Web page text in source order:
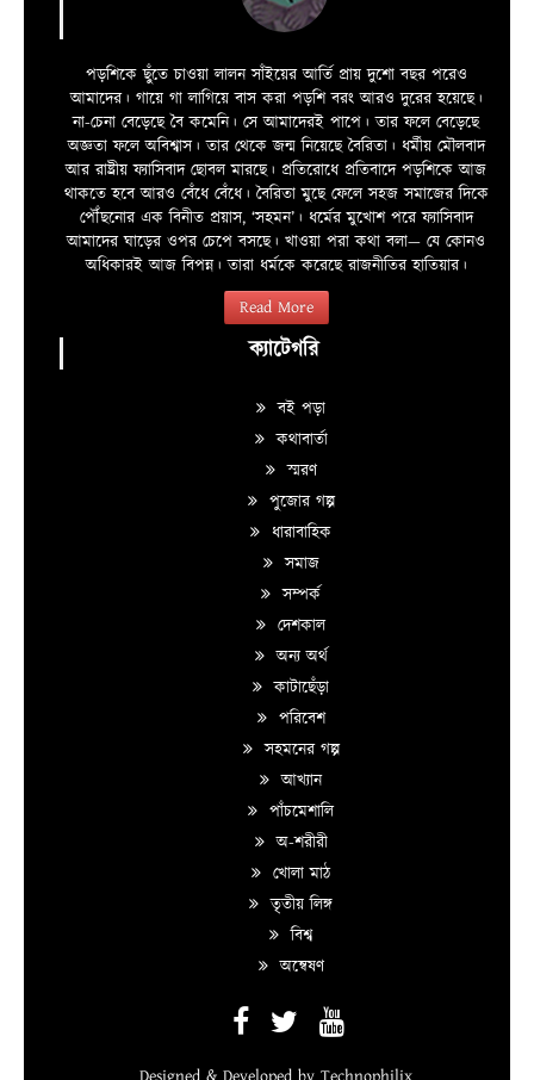
পড়শিকে ছুঁতে চাওয়া লালন সাঁইয়ের আর্তি প্রায় দুশো বছর পরেও
আমাদের। গায়ে গা লাগিয়ে বাস করা পড়শি বরং আরও দুরের হয়েছে।
না-চেনা বেড়েছে বৈ কমেনি। সে আমাদেরই পাপে। তার ফলে বেড়েছে
অজ্ঞতা ফলে অবিশ্বাস। তার থেকে জন্ম নিয়েছে বৈরিতা। ধর্মীয় মৌলবাদ
আর রাষ্ট্রীয় ফ্যাসিবাদ ছোবল মারছে। প্রতিরোধে প্রতিবাদে পড়শিকে আজ
থাকতে হবে আরও বেঁধে বেঁধে। বৈরিতা মুছে ফেলে সহজ সমাজের দিকে
পৌঁছনোর এক বিনীত প্রয়াস, ‘সহমন’। ধর্মের মুখোশ পরে ফ্যাসিবাদ
আমাদের ঘাড়ের ওপর চেপে বসছে। খাওয়া পরা কথা বলা—­­ যে কোনও
অধিকারই আজ বিপন্ন। তারা ধর্মকে করেছে রাজনীতির হাতিয়ার।
Read More
ক্যাটেগরি
বই পড়া
কথাবার্তা
স্মরণ
পুজোর গল্প
ধারাবাহিক
সমাজ
সম্পর্ক
দেশকাল
অন্য অর্থ
কাটাছেঁড়া
পরিবেশ
সহমনের গল্প
আখ্যান
পাঁচমেশালি
অ-শরীরী
খোলা মাঠ
তৃতীয় লিঙ্গ
বিশ্ব
অন্বেষণ